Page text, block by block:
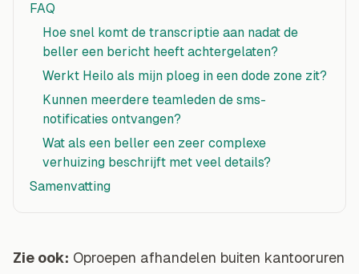
FAQ
Hoe snel komt de transcriptie aan nadat de
beller een bericht heeft achtergelaten?
Werkt Heilo als mijn ploeg in een dode zone zit?
Kunnen meerdere teamleden de sms-
notificaties ontvangen?
Wat als een beller een zeer complexe
verhuizing beschrijft met veel details?
Samenvatting
Zie ook: Oproepen afhandelen buiten kantooruren